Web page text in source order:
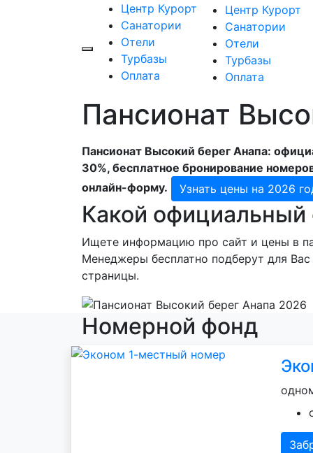
Центр Курорт
Санатории
Отели
Турбазы
Оплата
Центр Курорт
Санатории
Отели
Турбазы
Оплата
Пансионат
Пансионат Высокий берег Анапа:
30%, бесплатное бронирование
онлайн-форму.
Узнать цены на 2026
Какой официальный
Ищете информацию про сайт и цены в
Менеджеры бесплатно подберут для
страницы.
Номерной фонд